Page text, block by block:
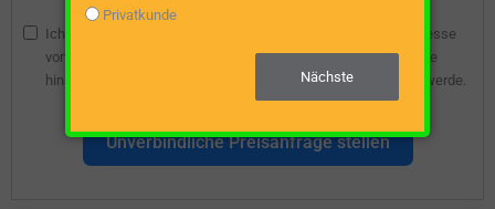
Ich bin damit einverstanden, dass die angegebene E-Mail-Adresse
vom Webseitenbetreiber gespeichert wird, damit ich über diese
hinsichtlich eines unverbindlichen Preisangebots kontaktiert werde.
Unverbindliche Preisanfrage stellen
Privatkunde
Nächste